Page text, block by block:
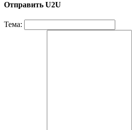
Отправить U2U
Тема: